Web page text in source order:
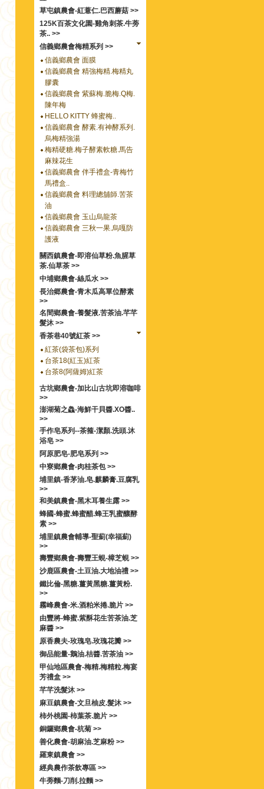
草屯鎮農會-紅薏仁.巴西蘑菇 >>
125K百茶文化園-雞角刺茶.牛蒡
茶.. >>
信義鄉農會梅精系列 >>
信義鄉農會 面膜
信義鄉農會 精強梅精.梅精丸
膠囊
信義鄉農會 紫蘇梅.脆梅.Q梅.
陳年梅
HELLO KITTY 蜂蜜梅..
信義鄉農會 酵素.有神酵系列.
烏梅精強湯
梅精硬糖.梅子酵素軟糖.馬告
麻辣花生
信義鄉農會 伴手禮盒-青梅竹
馬禮盒..
信義鄉農會 料理總舖師.苦茶
油
信義鄉農會 玉山烏龍茶
信義鄉農會 三秋一果.烏嘎防
護液
關西鎮農會-即溶仙草粉.魚腥草
茶.仙草茶 >>
中埔鄉農會-絲瓜水 >>
長治郷農會-青木瓜高單位酵素
>>
名間鄉農會-養髮液.苦茶油.芊芊
髮沐 >>
香茶巷40號紅茶 >>
紅茶(袋茶包)系列
台茶18(紅玉)紅茶
台茶8(阿薩姆)紅茶
古坑鄉農會-加比山古坑即溶咖啡
>>
澎湖菊之鱻-海鮮干貝醬.XO醬..
>>
手作皂系列--茶箍-潔顏.洗頭.沐
浴皂 >>
阿原肥皂-肥皂系列 >>
中寮鄉農會-肉桂茶包 >>
埔里鎮-香茅油.皂.麒麟膏.豆腐乳
>>
和美鎮農會-黑木耳養生露 >>
蜂國-蜂蜜.蜂蜜醋.蜂王乳蜜釀酵
素 >>
埔里鎮農會輔導-聖薊(幸福薊)
>>
壽豐鄉農會-壽豐王蜆-樟芝蜆 >>
沙鹿區農會-土豆油.大地油禮 >>
鐵比倫-黑糖.薑黃黑糖.薑黃粉.
>>
霧峰農會-米.酒粕米捲.脆片 >>
由豐將-蜂蜜.紫酥花生苦茶油.芝
麻醬 >>
原香農夫-玫瑰皂.玫瑰花瓣 >>
御品能量-鵝油.桔醬.苦茶油 >>
甲仙地區農會-梅精.梅精粒.梅宴
芳禮盒 >>
芊芊洗髮沐 >>
麻豆鎮農會-文旦柚皮.髮沐 >>
柿外桃園-柿葉茶.脆片 >>
銅鑼鄉農會-杭菊 >>
善化農會-胡麻油.芝麻粉 >>
羅東鎮農會 >>
經典農作茶飲專區 >>
牛蒡麵-刀削.拉麵 >>